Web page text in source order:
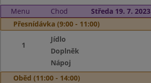
Menu
Chod
Středa 19. 7. 2023
Přesnídávka (9:00 - 11:00)
1
Jídlo
Doplněk
Nápoj
Oběd (11:00 - 14:00)